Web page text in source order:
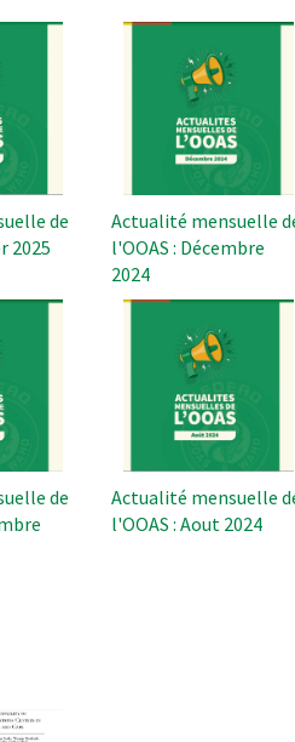
de
2025
Actualité mensuelle
l'OOAS : Décembre
2024
de
Actualité mensuelle
l'OOAS : Aout 2024